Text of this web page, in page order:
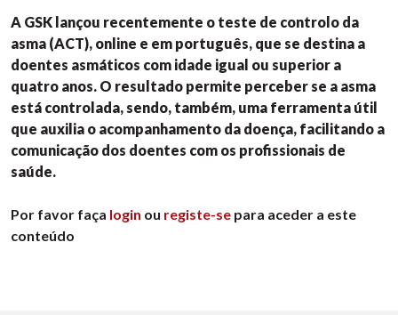
A GSK lançou recentemente o teste de controlo da
asma (ACT), online e em português, que se destina a
doentes asmáticos com idade igual ou superior a
quatro anos. O resultado permite perceber se a asma
está controlada, sendo, também, uma ferramenta útil
que auxilia o acompanhamento da doença, facilitando a
comunicação dos doentes com os profissionais de
saúde.
Por favor faça login ou registe-se para aceder a este
conteúdo